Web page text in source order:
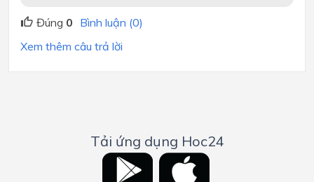
Đúng 0 Bình luận (0)
Xem thêm câu trả lời
Tải ứng dụng Hoc24